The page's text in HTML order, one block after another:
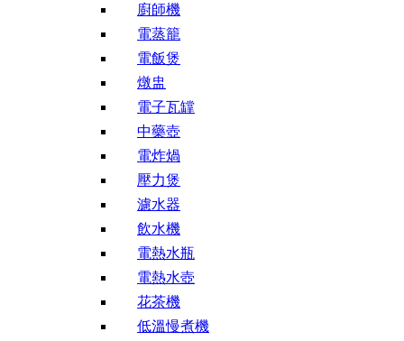
廚師機
電蒸籠
電飯煲
燉盅
電子瓦罉
中藥壺
電炸煱
壓力煲
濾水器
飲水機
電熱水瓶
電熱水壺
花茶機
低溫慢煮機